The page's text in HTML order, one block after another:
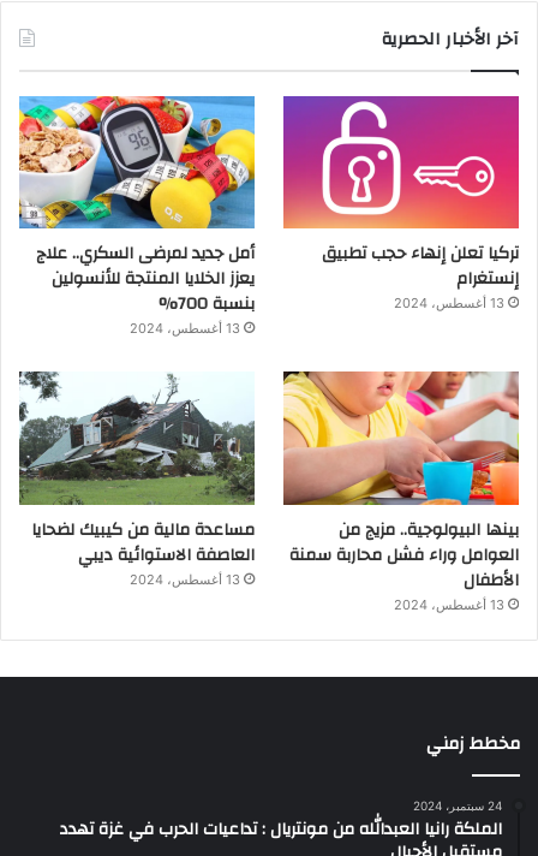
آخر الأخبار الحصرية
تركيا تعلن إنهاء حجب تطبيق
إنستغرام
13 أغسطس، 2024
أمل جديد لمرضى السكري.. علاج
يعزز الخلايا المنتجة للأنسولين
بنسبة 700%
13 أغسطس، 2024
بينها البيولوجية.. مزيج من
العوامل وراء فشل محاربة سمنة
الأطفال
13 أغسطس، 2024
مساعدة مالية من كيبيك لضحايا
العاصفة الاستوائية ديبي
13 أغسطس، 2024
مخطط زمني
24 سبتمبر، 2024
الملكة رانيا العبدالله من مونتريال : تداعيات الحرب في غزة تهدد